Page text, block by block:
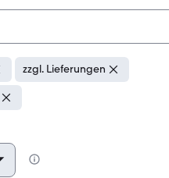
zzgl. Lieferungen